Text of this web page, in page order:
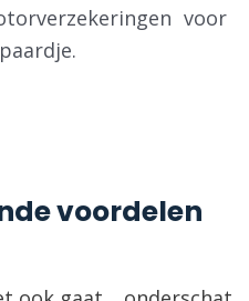
voor
voordelen